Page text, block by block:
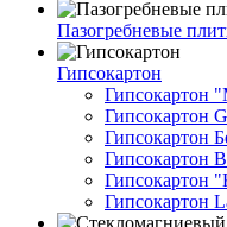
Пазогребневые
Гипсокартон
Гипсокартон
Гипсокартон
Гипсокартон
Гипсокартон
Гипсокартон
Гипсокартон